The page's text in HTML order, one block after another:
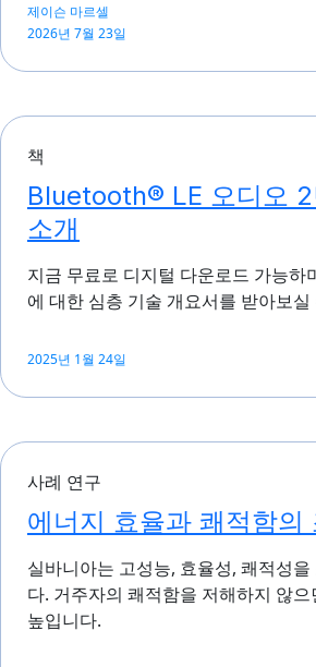
제이슨 마르셀
2026년 7월 23일
책
Bluetooth® LE 오디오 2
소개
지금 무료로 디지털 다운로드 가능하
에 대한 심층 기술 개요서를 받아보실
2025년 1월 24일
사례 연구
에너지 효율과 쾌적함의
실바니아는 고성능, 효율성, 쾌적성
다. 거주자의 쾌적함을 저해하지 않
높입니다.